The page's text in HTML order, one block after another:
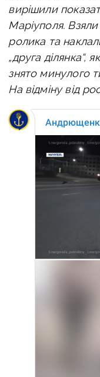
вирішили
Маріуполя.
ролика та
„друга ділянка“,
знято минулого
На відміну від